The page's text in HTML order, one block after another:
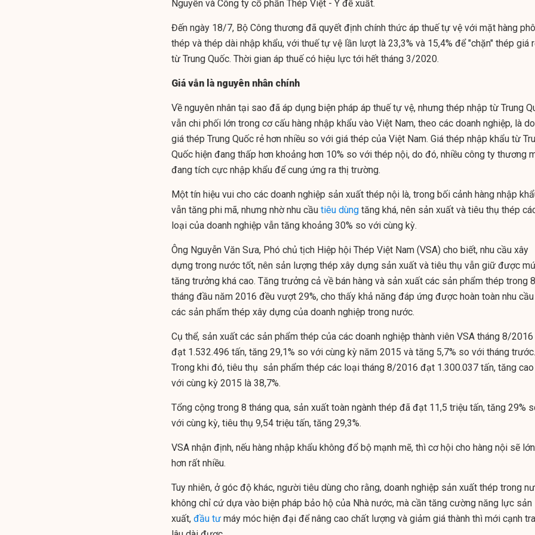
Nguyên và Công ty cổ phần Thép Việt - Ý đề xuất.
Đến ngày 18/7, Bộ Công thương đã quyết định chính thức áp thuế tự vệ với mặt hàng
thép và thép dài nhập khẩu, với thuế tự vệ lần lượt là 23,3% và 15,4% để "chặn" thép giá
từ Trung Quốc. Thời gian áp thuế có hiệu lực tới hết tháng 3/2020.
Giá vẫn là nguyên nhân chính
Về nguyên nhân tại sao đã áp dụng biện pháp áp thuế tự vệ, nhưng thép nhập từ Trung
vẫn chi phối lớn trong cơ cấu hàng nhập khẩu vào Việt Nam, theo các doanh nghiệp, là do
giá thép Trung Quốc rẻ hơn nhiều so với giá thép của Việt Nam. Giá thép nhập khẩu từ
Quốc hiện đang thấp hơn khoảng hơn 10% so với thép nội, do đó, nhiều công ty thương
đang tích cực nhập khẩu để cung ứng ra thị trường.
Một tín hiệu vui cho các doanh nghiệp sản xuất thép nội là, trong bối cảnh hàng nhập
vẫn tăng phi mã, nhưng nhờ nhu cầu tiêu dùng tăng khá, nên sản xuất và tiêu thụ thép
loại của doanh nghiệp vẫn tăng khoảng 30% so với cùng kỳ.
Ông Nguyễn Văn Sưa, Phó chủ tịch Hiệp hội Thép Việt Nam (VSA) cho biết, nhu cầu xây
dựng trong nước tốt, nên sản lượng thép xây dựng sản xuất và tiêu thụ vẫn giữ được
tăng trưởng khá cao. Tăng trưởng cả về bán hàng và sản xuất các sản phẩm thép trong 8
tháng đầu năm 2016 đều vượt 29%, cho thấy khả năng đáp ứng được hoàn toàn nhu
các sản phẩm thép xây dựng của doanh nghiệp trong nước.
Cụ thể, sản xuất các sản phẩm thép của các doanh nghiệp thành viên VSA tháng 8/2016
đạt 1.532.496 tấn, tăng 29,1% so với cùng kỳ năm 2015 và tăng 5,7% so với tháng trước.
Trong khi đó, tiêu thụ sản phẩm thép các loại tháng 8/2016 đạt 1.300.037 tấn, tăng
với cùng kỳ 2015 là 38,7%.
Tổng cộng trong 8 tháng qua, sản xuất toàn ngành thép đã đạt 11,5 triệu tấn, tăng 29%
với cùng kỳ, tiêu thụ 9,54 triệu tấn, tăng 29,3%.
VSA nhận định, nếu hàng nhập khẩu không đổ bộ mạnh mẽ, thì cơ hội cho hàng nội sẽ lớn
hơn rất nhiều.
Tuy nhiên, ở góc độ khác, người tiêu dùng cho rằng, doanh nghiệp sản xuất thép trong
không chỉ cứ dựa vào biện pháp bảo hộ của Nhà nước, mà cần tăng cường năng lực sản
xuất, đầu tư máy móc hiện đại để nâng cao chất lượng và giảm giá thành thì mới cạnh